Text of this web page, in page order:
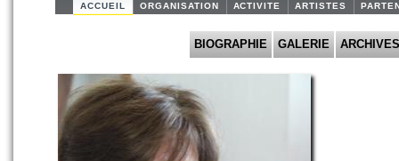
ACCUEIL ORGANISATION ACTIVITE ARTISTES
BIOGRAPHIE GALERIE ARCHIVES